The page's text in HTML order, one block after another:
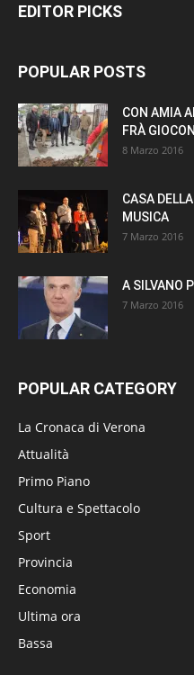
EDITOR PICKS
POPULAR POSTS
CON AMIA
FRÀ
8 Marzo 2016
CASA
MUSICA
7 Marzo 2016
A SILVANO
7 Marzo 2016
POPULAR CATEGORY
La Cronaca di Verona
Attualità
Primo Piano
Cultura e Spettacolo
Sport
Provincia
Economia
Ultima ora
Bassa